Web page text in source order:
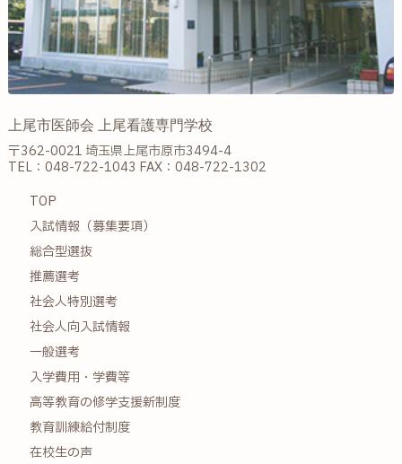
上尾市医師会 上尾看護専門学校
〒362-0021 埼玉県上尾市原市3494-4
TEL：048-722-1043 FAX：048-722-1302
TOP
入試情報（募集要項）
総合型選抜
推薦選考
社会人特別選考
社会人向入試情報
一般選考
入学費用・学費等
高等教育の修学支援新制度
教育訓練給付制度
在校生の声